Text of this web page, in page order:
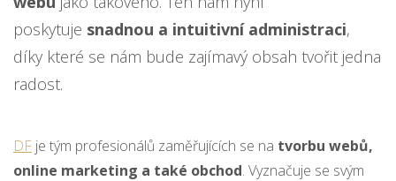
poskytuje snadnou a intuitivní administraci,
díky které se nám bude zajímavý obsah tvořit jedna
radost.
DF je tým profesionálů zaměřujících se na tvorbu webů,
online marketing a také obchod. Vyznačuje se svým